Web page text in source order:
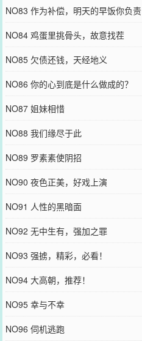
NO83 作为补偿，明天的早饭你负责
NO84 鸡蛋里挑骨头，故意找茬
NO85 欠债还钱，天经地义
NO86 你的心到底是什么做成的？
NO87 姐妹相惜
NO88 我们缘尽于此
NO89 罗素素使阴招
NO90 夜色正美，好戏上演
NO91 人性的黑暗面
NO92 无中生有，强加之罪
NO93 强掳，精彩，必看！
NO94 大高朝，推荐！
NO95 幸与不幸
NO96 伺机逃跑